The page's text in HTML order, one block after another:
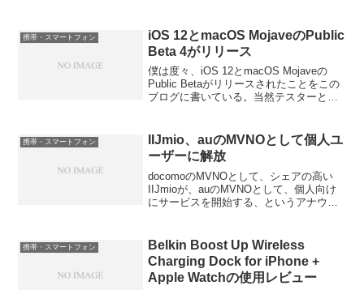
昼にはヤマト運輸...
携帯・スマートフォン
iOS 12とmacOS MojaveのPublic
Beta 4がリリース
僕は度々、iOS 12とmacOS Mojaveの
Public Betaがリリースされたことをこの
ブログに書いている。当然テスターとし
点とかである。しかし、それはApp...
携帯・スマートフォン
IIJmio、auのMVNOとして個人ユ
ーザーに解放
docomoのMVNOとして、シェアの高い
IIJmioが、auのMVNOとして、個人向け
にサービスを開始する、というアナウン
いたわけであるが、これを個人でも契
約...
携帯・スマートフォン
Belkin Boost Up Wireless
Charging Dock for iPhone +
Apple Watchの使用レビュー